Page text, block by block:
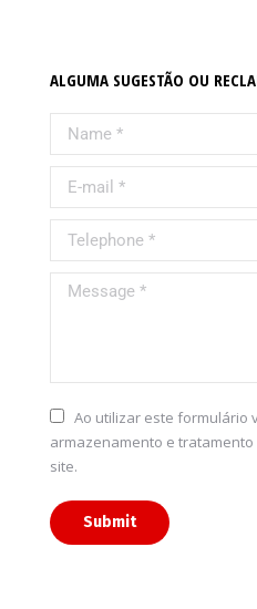
ALGUMA SUGESTÃO OU
Name *
E-mail *
Telephone *
Message *
Ao utilizar este formulário
armazenamento e
site.
Submit